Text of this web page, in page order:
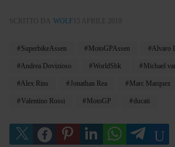
SCRITTO DA WOLF 15 APRILE 2019
SuperbikeAssen MotoGPAssen Alvaro
Andrea Dovizioso WorldSbk Michael
Alex Rins Jonathan Rea Marc Marquez
Valentino Rossi MotoGP ducati